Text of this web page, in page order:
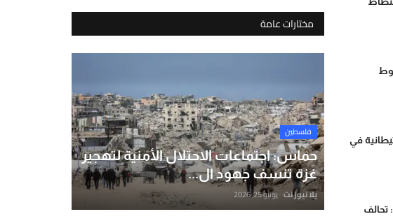
في
تحالف
مختارات عامة
فلسطين
حماس: اجتماعات الاحتلال الأمنية لتهجير
غزة تنسف جهود ال...
يلا نيوز نت يونيو 25, 2026